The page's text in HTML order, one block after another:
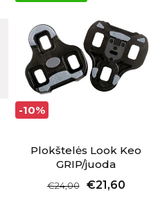
-10%
Plokštelės Look Keo
GRIP/juoda
€24,00 €21,60